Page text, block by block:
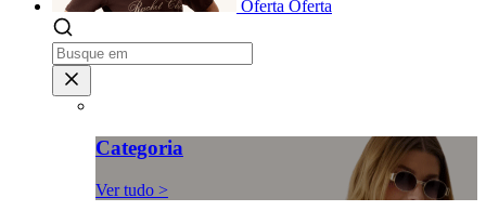
Oferta Oferta
Categoria
Ver tudo >